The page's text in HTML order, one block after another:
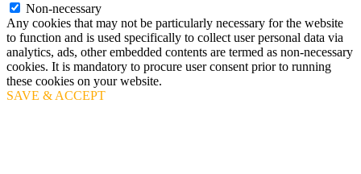
Non-necessary
Any cookies that may not be particularly necessary for the website
to function and is used specifically to collect user personal data via
analytics, ads, other embedded contents are termed as non-necessary
cookies. It is mandatory to procure user consent prior to running
these cookies on your website.
SAVE & ACCEPT